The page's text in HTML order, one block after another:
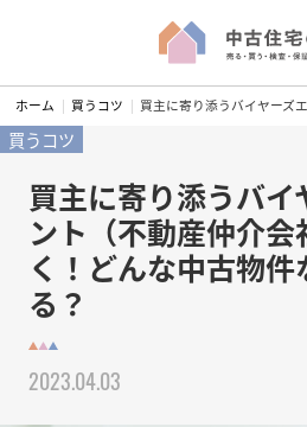
k
i
ホーム 買うコツ
買うコツ
買主に寄り添うバイ
ント（不動産仲介
く！どんな中古物件
る？
2023.04.03